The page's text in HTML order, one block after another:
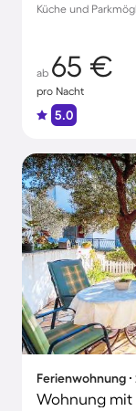
Küche und
ab 65 €
pro Nacht
5.0
Ferienwohnung ∙